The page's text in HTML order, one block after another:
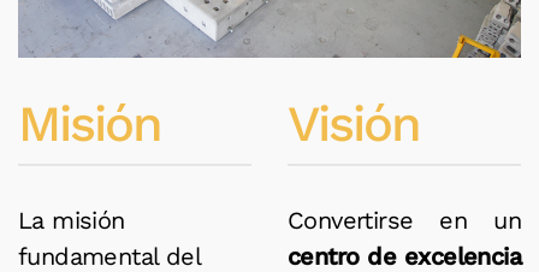
Misión
La misión
fundamental del
Visión
Convertirse en un
centro de excelencia